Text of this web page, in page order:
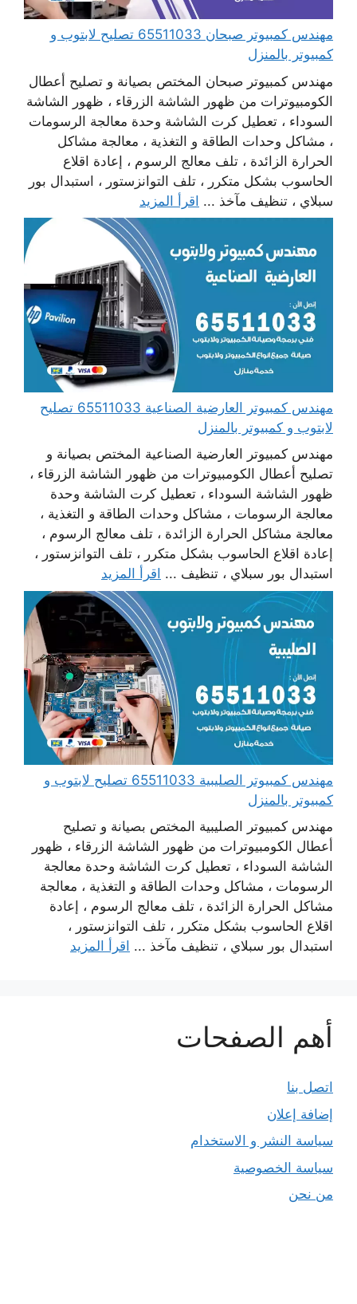
مهندس كمبيوتر صبحان 65511033 تصليح لابتوب و
كمبيوتر بالمنزل
مهندس كمبيوتر صبحان المختص بصيانة و تصليح أعطال
الكومبيوترات من ظهور الشاشة الزرقاء ، ظهور الشاشة
السوداء ، تعطيل كرت الشاشة وحدة معالجة الرسومات
، مشاكل وحدات الطاقة و التغذية ، معالجة مشاكل
الحرارة الزائدة ، تلف معالج الرسوم ، إعادة اقلاع
الحاسوب بشكل متكرر ، تلف التوانزستور ، استبدال بور
سبلاي ، تنظيف مآخذ ... اقرأ المزيد
مهندس كمبيوتر العارضية الصناعية 65511033 تصليح
لابتوب و كمبيوتر بالمنزل
مهندس كمبيوتر العارضية الصناعية المختص بصيانة و
تصليح أعطال الكومبيوترات من ظهور الشاشة الزرقاء ،
ظهور الشاشة السوداء ، تعطيل كرت الشاشة وحدة
معالجة الرسومات ، مشاكل وحدات الطاقة و التغذية ،
معالجة مشاكل الحرارة الزائدة ، تلف معالج الرسوم ،
إعادة اقلاع الحاسوب بشكل متكرر ، تلف التوانزستور ،
استبدال بور سبلاي ، تنظيف ... اقرأ المزيد
مهندس كمبيوتر الصليبية 65511033 تصليح لابتوب و
كمبيوتر بالمنزل
مهندس كمبيوتر الصليبية المختص بصيانة و تصليح
أعطال الكومبيوترات من ظهور الشاشة الزرقاء ، ظهور
الشاشة السوداء ، تعطيل كرت الشاشة وحدة معالجة
الرسومات ، مشاكل وحدات الطاقة و التغذية ، معالجة
مشاكل الحرارة الزائدة ، تلف معالج الرسوم ، إعادة
اقلاع الحاسوب بشكل متكرر ، تلف التوانزستور ،
استبدال بور سبلاي ، تنظيف مآخذ ... اقرأ المزيد
أهم الصفحات
اتصل بنا
إضافة إعلان
سياسة النشر و الاستخدام
سياسة الخصوصية
من نحن